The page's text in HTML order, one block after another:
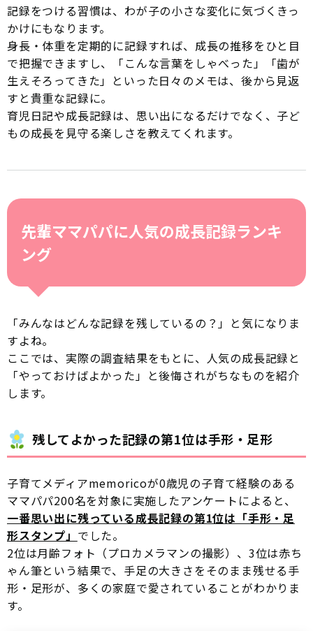
記録をつける習慣は、わが子の小さな変化に気づくきっ
かけにもなります。
身長・体重を定期的に記録すれば、成長の推移をひと目
で把握できますし、「こんな言葉をしゃべった」「歯が
生えそろってきた」といった日々のメモは、後から見返
すと貴重な記録に。
育児日記や成長記録は、思い出になるだけでなく、子ど
もの成長を見守る楽しさを教えてくれます。
先輩ママパパに人気の成長記録ランキ
ング
「みんなはどんな記録を残しているの？」と気になりま
すよね。
ここでは、実際の調査結果をもとに、人気の成長記録と
「やっておけばよかった」と後悔されがちなものを紹介
します。
残してよかった記録の第1位は手形・足形
子育てメディアmemoricoが0歳児の子育て経験のある
ママパパ200名を対象に実施したアンケートによると、
一番思い出に残っている成長記録の第1位は「手形・足
形スタンプ」 でした。
2位は月齢フォト（プロカメラマンの撮影）、3位は赤ち
ゃん筆という結果で、手足の大きさをそのまま残せる手
形・足形が、多くの家庭で愛されていることがわかりま
す。